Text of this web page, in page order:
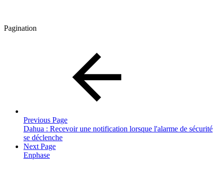
Pagination
Previous Page
Dahua : Recevoir une notification lorsque l'alarme de sécurité
se déclenche
Next Page
Enphase